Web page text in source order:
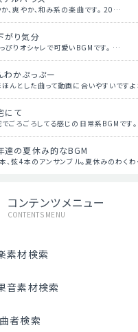
、爽やか、和み系の楽曲です。 20…
がり気分
ぴりオシャレで可愛いBGMです。 …
わかぷっぷー
ほんとした曲って動画に合いやすいです
にて
でごろごろしてる感じの日常系BGMです
達の夏休み的なBGM
、弦4本のアンサンブル。夏休みのわく
コンテンツメニュー
CONTENTS MENU
素材検索
音素材検索
者検索